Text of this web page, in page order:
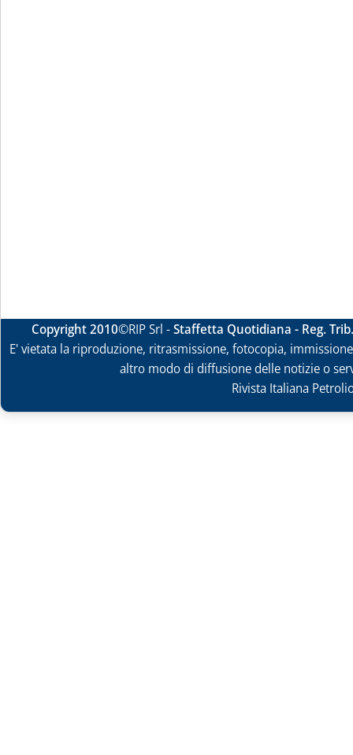
Copyright 2010©RIP Srl -Staffetta Quotidiana - Reg.
E' vietata la riproduzione, ritrasmissione, fotocopia,
altro modo di diffusione delle notizie o
Rivista Italiana